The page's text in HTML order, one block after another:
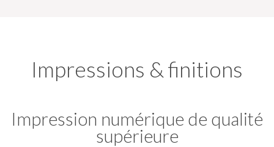
Impressions & finitions
Impression numérique de qualité
supérieure